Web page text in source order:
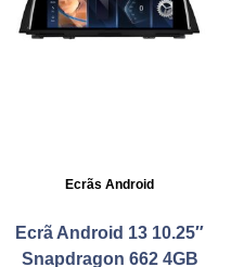
Ecrãs Android
Ecrã Android 13 10.25″
Snapdragon 662 4GB